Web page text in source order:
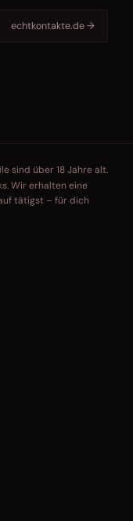
echtkontakte.de →
sind über 18 Jahre alt.
Wir erhalten eine
tätigst – für dich